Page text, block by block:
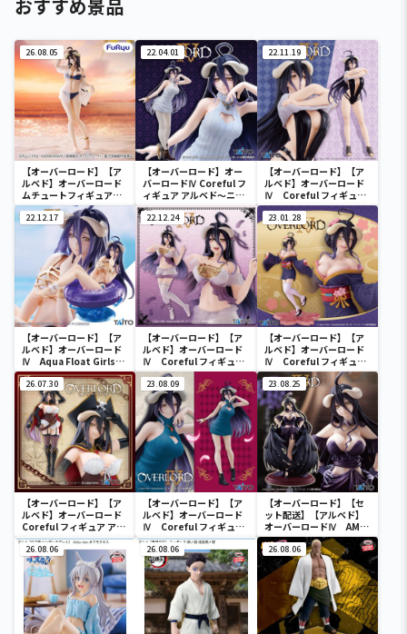
おすすめ景品
26.08.05
【オーバーロード】【ア
ルベド】オーバーロード
ムチュートフィギュアー
アルベド・aqua ver.ー
22.04.01
【オーバーロード】オー
バーロードⅣ Coreful フ
ィギュア アルベド～ニッ
トワンピースver.～
22.11.19
【オーバーロード】【ア
ルベド】オーバーロード
Ⅳ Coreful フィギュ
ア アルベド～Tシャツ
水着ver.～
22.12.17
【オーバーロード】【ア
ルベド】オーバーロード
Ⅳ Aqua Float Girlsフ
ィギュア アルベド
22.12.24
【オーバーロード】【ア
ルベド】オーバーロード
Ⅳ Coreful フィギュ
ア アルベド～ナイトウ
ェアver.～
23.01.28
【オーバーロード】【ア
ルベド】オーバーロード
Ⅳ Coreful フィギュ
ア アルベド～桜和装
ver.～
26.07.30
【オーバーロード】【ア
ルベド】オーバーロード
Coreful フィギュア アル
ベド～海賊ver.～
23.08.09
【オーバーロード】【ア
ルベド】オーバーロード
Ⅳ Coreful フィギュ
ア アルベド～ニットワ
ンピースver.～Renewal
23.08.25
【オーバーロード】【セ
ット配送】【アルベド】
オーバーロードⅣ AMP
＋ アルベド フィギュア～
黒ドレス ver.～
26.08.06 26.08.06 26.08.06